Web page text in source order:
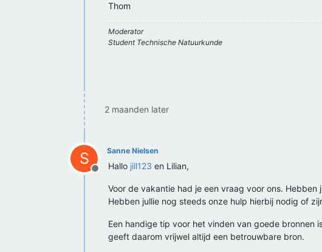
Thom
Moderator
Student Technische Natuurkunde
2 maanden later
S
Offline
Sanne Nielsen
Hallo jill123 en Lilian,
Voor de vakantie had je een vraag voor ons.
Hebben jullie nog steeds onze hulp hierbij nodig of
Een handige tip voor het vinden van goede bronnen
geeft daarom vrijwel altijd een betrouwbare bron.